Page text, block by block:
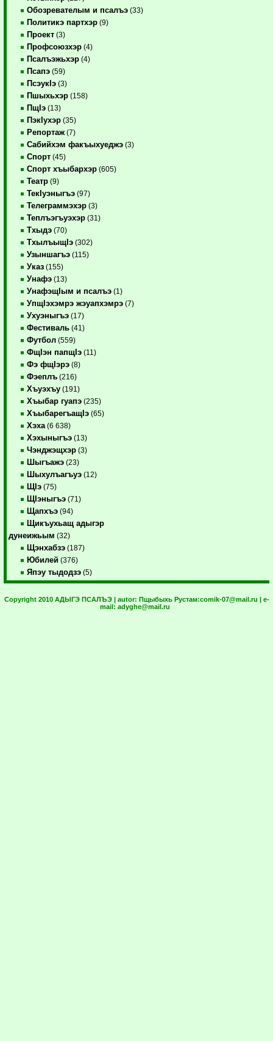
Обозревателым и псалъэ (33)
Политикэ партхэр (9)
Проект (3)
Профсоюзхэр (4)
Псалъэжьхэр (4)
Псапэ (59)
ПсэукIэ (3)
Пшыхьхэр (158)
ПщIэ (13)
ПэкIухэр (35)
Репортаж (7)
Сабийхэм факъыхуеджэ (3)
Спорт (45)
Спорт хъыбархэр (605)
Театр (9)
ТекIуэныгъэ (97)
Телеграммэхэр (3)
Теплъэгъуэхэр (31)
Тхыдэ (70)
ТхылъыщIэ (302)
Узыншагъэ (115)
Указ (155)
Унафэ (13)
УнафэщIым и псалъэ (1)
УпщIэхэмрэ жэуапхэмрэ (7)
Ухуэныгъэ (17)
Фестиваль (41)
Футбол (559)
ФщIэн папщIэ (11)
Фэ фщIэрэ (8)
Фэеплъ (216)
Хъуэхъу (191)
Хъыбар гуапэ (235)
ХъыбарегъащIэ (65)
Хэха (6 638)
Хэхыныгъэ (13)
Чэнджэщхэр (3)
Шыгъажэ (23)
Шыхулъагъуэ (12)
ЩIэ (75)
ЩIэныгъэ (71)
Щапхъэ (94)
Щикъухьащ адыгэр
дунеижьым (32)
Щэнхабзэ (187)
Юбилей (376)
Япэу тыдодзэ (5)
Copyright 2010 АДЫГЭ ПСАЛЪЭ | autor: Пщыбыхь Рустам:comik-07@mail.ru | e-
mail: adyghe@mail.ru